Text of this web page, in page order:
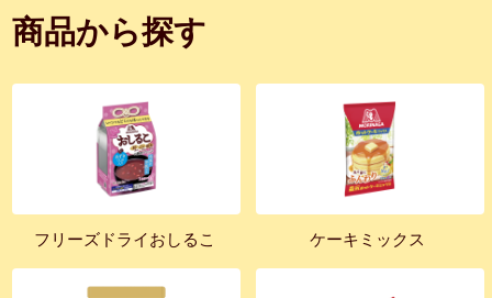
商品から探す
フリーズドライおしるこ ケーキミックス